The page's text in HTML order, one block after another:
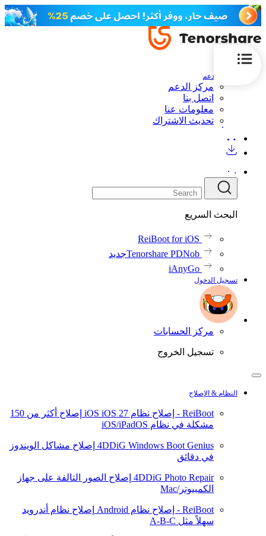
الدعم
مركز الدعم
اتصل بنا
معلومات عنا
تحديث الاشتراك
البحث السريع
ReiBoot for iOS
Tenorshare PDNobجديد
iAnyGo
تسجيل الدخول
مركز الحسابات
تسجيل الخروج
النظام & الإصلاح
ReiBoot - إصلاح نظام iOS iOS 27
إصلاح أكثر من 150
مشكلة في نظام iOS/iPadOS
4DDiG Windows Boot Genius إصلاح مشاكل الويندوز
في دقائق
4DDiG Photo Repair إصلاح الصور التالفة على جهاز
الكمبيوتر/Mac
ReiBoot - إصلاح نظام Android
إصلاح نظام أندرويد
سهلاً مثل A-B-C